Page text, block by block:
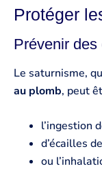
Protéger
Prévenir
Le saturnisme,
au plomb, peut
l’ingestion
d’écailles
ou